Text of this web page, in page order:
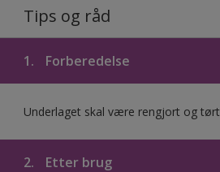
Tips og råd
1. Forberedelse
Underlaget skal være rengjort og
2. Etter brug